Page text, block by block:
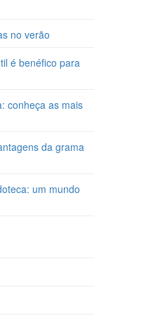
no verão
é benéfico para
conheça as mais
da grama
um mundo